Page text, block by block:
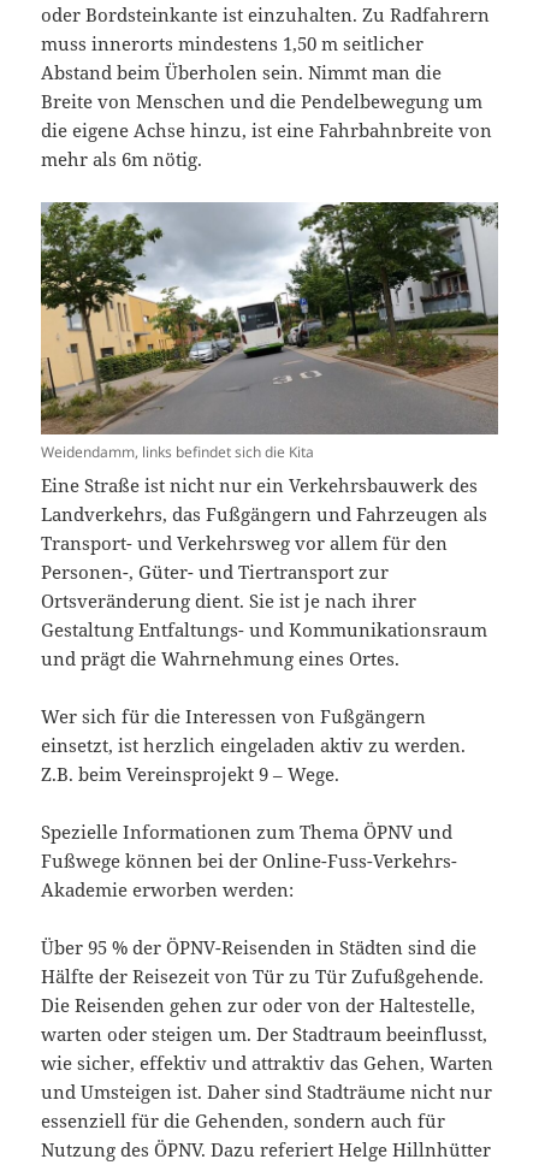
oder Bordsteinkante ist einzuhalten. Zu Radfahrern
muss innerorts mindestens 1,50 m seitlicher
Abstand beim Überholen sein. Nimmt man die
Breite von Menschen und die Pendelbewegung um
die eigene Achse hinzu, ist eine Fahrbahnbreite von
mehr als 6m nötig.
Weidendamm, links befindet sich die Kita
Eine Straße ist nicht nur ein Verkehrsbauwerk des
Landverkehrs, das Fußgängern und Fahrzeugen als
Transport- und Verkehrsweg vor allem für den
Personen-, Güter- und Tiertransport zur
Ortsveränderung dient. Sie ist je nach ihrer
Gestaltung Entfaltungs- und Kommunikationsraum
und prägt die Wahrnehmung eines Ortes.
Wer sich für die Interessen von Fußgängern
einsetzt, ist herzlich eingeladen aktiv zu werden.
Z.B. beim Vereinsprojekt 9 – Wege.
Spezielle Informationen zum Thema ÖPNV und
Fußwege können bei der Online-Fuss-Verkehrs-
Akademie erworben werden:
Über 95 % der ÖPNV-Reisenden in Städten sind die
Hälfte der Reisezeit von Tür zu Tür Zufußgehende.
Die Reisenden gehen zur oder von der Haltestelle,
warten oder steigen um. Der Stadtraum beeinflusst,
wie sicher, effektiv und attraktiv das Gehen, Warten
und Umsteigen ist. Daher sind Stadträume nicht nur
essenziell für die Gehenden, sondern auch für
Nutzung des ÖPNV. Dazu referiert Helge Hillnhütter